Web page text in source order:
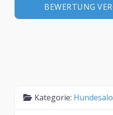
Kategorie: